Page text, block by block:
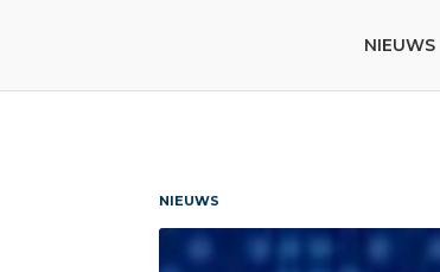
NIEUWS
NIEUWS